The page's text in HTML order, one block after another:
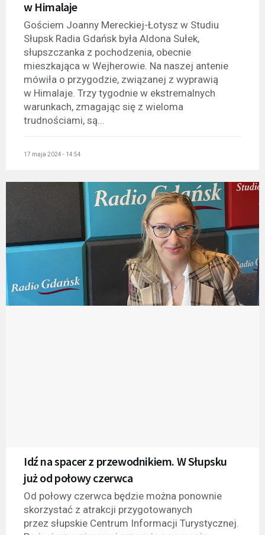
w Himalaje
Gościem Joanny Mereckiej-Łotysz w Studiu
Słupsk Radia Gdańsk była Aldona Sułek,
słupszczanka z pochodzenia, obecnie
mieszkająca w Wejherowie. Na naszej antenie
mówiła o przygodzie, związanej z wyprawią
w Himalaje. Trzy tygodnie w ekstremalnych
warunkach, zmagając się z wieloma
trudnościami, są...
17 maja 2024 - 14:54
Idź na spacer z przewodnikiem. W Słupsku
już od połowy czerwca
Od połowy czerwca będzie można ponownie
skorzystać z atrakcji przygotowanych
przez słupskie Centrum Informacji Turystycznej.